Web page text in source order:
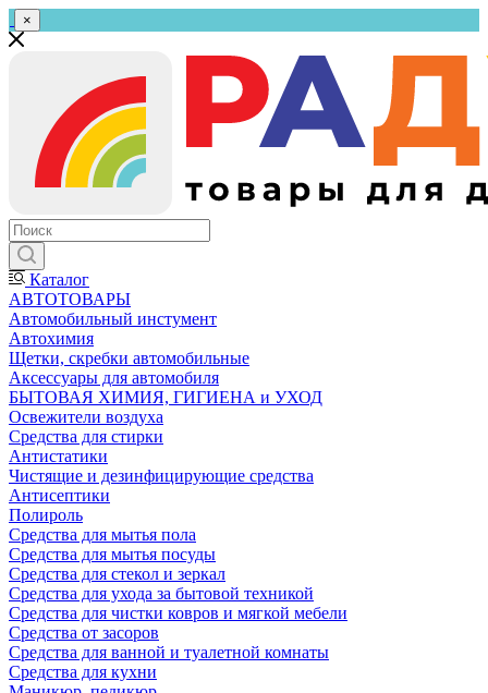
×
Каталог
АВТОТОВАРЫ
Автомобильный инстумент
Автохимия
Щетки, скребки автомобильные
Аксессуары для автомобиля
БЫТОВАЯ ХИМИЯ, ГИГИЕНА и УХОД
Освежители воздуха
Средства для стирки
Антистатики
Чистящие и дезинфицирующие средства
Антисептики
Полироль
Средства для мытья пола
Средства для мытья посуды
Средства для стекол и зеркал
Средства для ухода за бытовой техникой
Средства для чистки ковров и мягкой мебели
Средства от засоров
Средства для ванной и туалетной комнаты
Средства для кухни